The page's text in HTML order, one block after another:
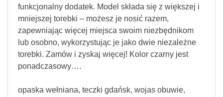
funkcjonalny dodatek. Model składa się z większej i
mniejszej torebki – możesz je nosić razem,
zapewniając więcej miejsca swoim niezbędnikom
lub osobno, wykorzystując je jako dwie niezależne
torebki. Zamów i zyskaj więcej! Kolor czarny jest
ponadczasowy….
opaska wełniana, teczki gdańsk, wojas obuwie,